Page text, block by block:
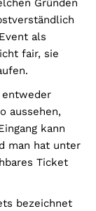
Gründen
als
fair, sie
aussehen,
kann
man hat unter
Ticket
bezeichnet